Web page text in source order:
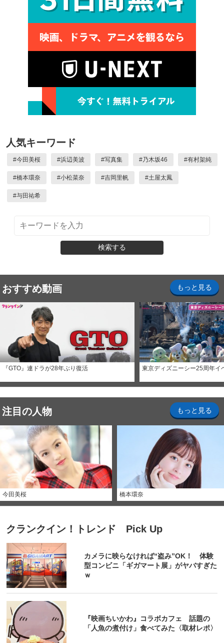
人気キーワード
#今田美桜 #浜辺美波 #写真集 #乃木坂46 #有村架純
#橋本環奈 #小松菜奈 #吉岡里帆 #土屋太鳳
#与田祐希
検索する
おすすめ動画 もっと見る
『GTO』連ドラが28年ぶり復活 東京ディズニーシー25周年イ
注目の人物 もっと見る
今田美桜 橋本環奈
クランクイン！トレンド Pick Up
カメラに映らなければ“盗み”OK！ 体験
型コンビニ「ギガマート展」がヤバすぎた
ｗ
『映画ちいかわ』コラボカフェ 話題の
「人魚の煮付け」食べてみた〈取材レポ〉